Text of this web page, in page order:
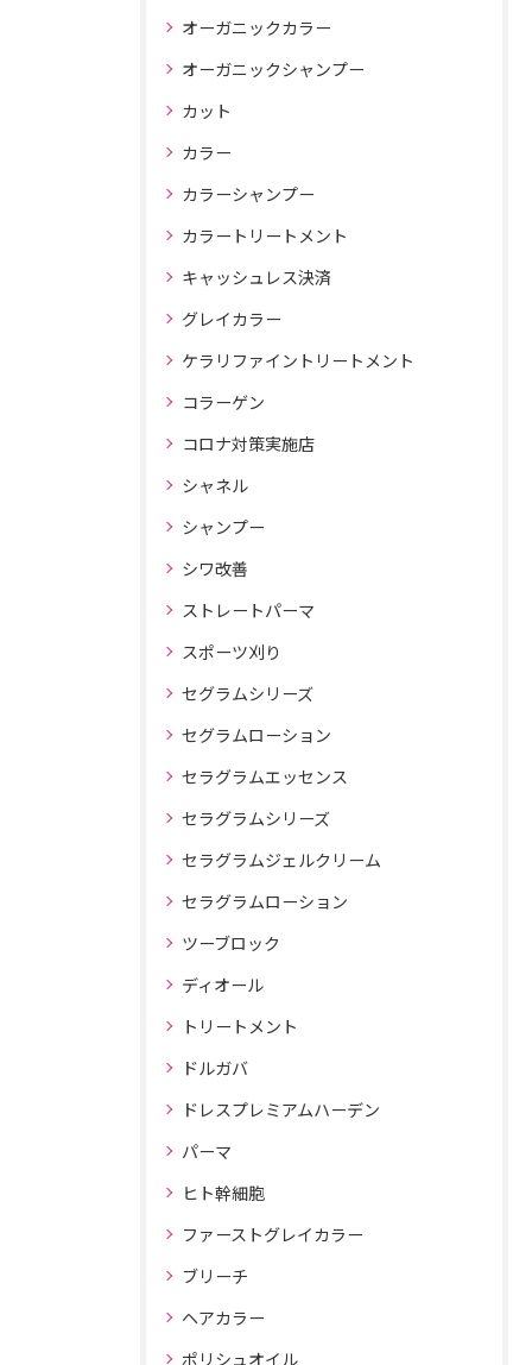
オーガニックカラー
オーガニックシャンプー
カット
カラー
カラーシャンプー
カラートリートメント
キャッシュレス決済
グレイカラー
ケラリファイントリートメント
コラーゲン
コロナ対策実施店
シャネル
シャンプー
シワ改善
ストレートパーマ
スポーツ刈り
セグラムシリーズ
セグラムローション
セラグラムエッセンス
セラグラムシリーズ
セラグラムジェルクリーム
セラグラムローション
ツーブロック
ディオール
トリートメント
ドルガバ
ドレスプレミアムハーデン
パーマ
ヒト幹細胞
ファーストグレイカラー
ブリーチ
ヘアカラー
ポリシュオイル